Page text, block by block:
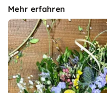
Mehr erfahren